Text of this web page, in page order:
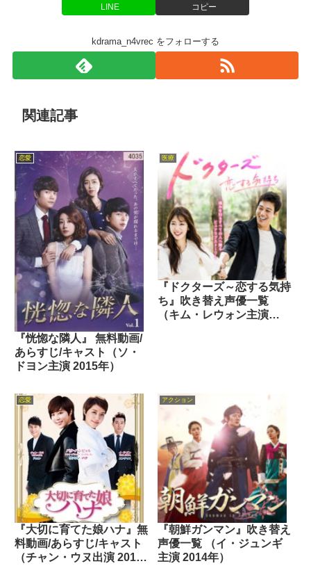
LINE コピー
kdrama_n4vrec をフォローする
関連記事
恋愛
『恍惚な隣人』 無料動画/
あらすじ/キャスト（ソ・
ドヨン主演 2015年）
医療
『ドクターズ～恋する気持
ち』吹き替え声優一覧
（キム・レウォン主演
恋愛
『大切に育てた娘ハナ』無
料動画/あらすじ/キャスト
（チャン・ウヌ出演 2013
アクション
『朝鮮ガンマン』吹き替え
声優一覧 （イ・ジュンギ
主演 2014年）